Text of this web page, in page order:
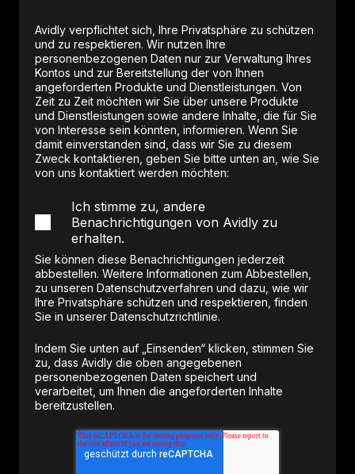
Avidly verpflichtet sich, Ihre Privatsphäre zu schützen
und zu respektieren. Wir nutzen Ihre
personenbezogenen Daten nur zur Verwaltung Ihres
Kontos und zur Bereitstellung der von Ihnen
angeforderten Produkte und Dienstleistungen. Von
Zeit zu Zeit möchten wir Sie über unsere Produkte
und Dienstleistungen sowie andere Inhalte, die für Sie
von Interesse sein könnten, informieren. Wenn Sie
damit einverstanden sind, dass wir Sie zu diesem
Zweck kontaktieren, geben Sie bitte unten an, wie Sie
von uns kontaktiert werden möchten:
Ich stimme zu, andere
Benachrichtigungen von Avidly zu
erhalten.
Sie können diese Benachrichtigungen jederzeit
abbestellen. Weitere Informationen zum Abbestellen,
zu unseren Datenschutzverfahren und dazu, wie wir
Ihre Privatsphäre schützen und respektieren, finden
Sie in unserer Datenschutzrichtlinie.
Indem Sie unten auf „Einsenden“ klicken, stimmen Sie
zu, dass Avidly die oben angegebenen
personenbezogenen Daten speichert und
verarbeitet, um Ihnen die angeforderten Inhalte
bereitzustellen.